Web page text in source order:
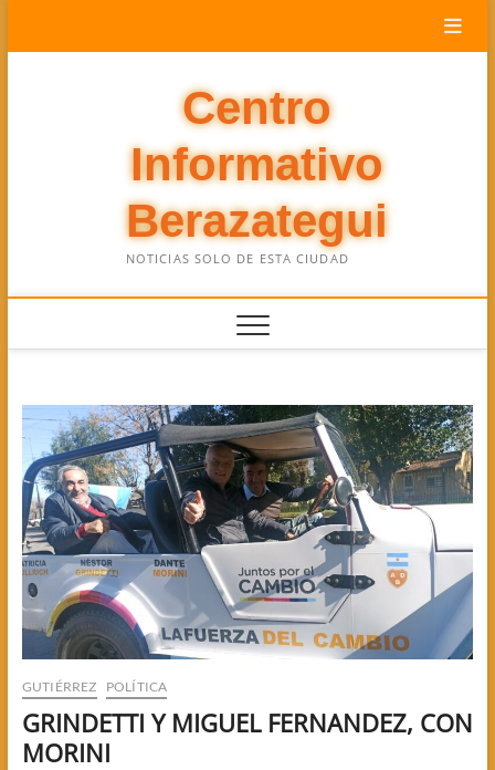
Centro
Informativo
Berazategui
NOTICIAS SOLO DE ESTA CIUDAD
GUTIÉRREZ POLÍTICA
GRINDETTI Y MIGUEL FERNANDEZ, CON
MORINI